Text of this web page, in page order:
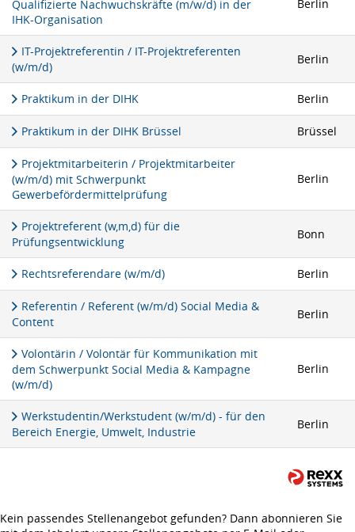
Qualifizierte Nachwuchskräfte (m/w/d) in der
IHK-Organisation
Berlin
IT-Projektreferentin / IT-Projektreferenten
(w/m/d)
Berlin
Praktikum in der DIHK Berlin
Praktikum in der DIHK Brüssel Brüssel
Projektmitarbeiterin / Projektmitarbeiter
(w/m/d) mit Schwerpunkt
Gewerbefördermittelprüfung
Berlin
Projektreferent (w,m,d) für die
Prüfungsentwicklung
Bonn
Rechtsreferendare (w/m/d) Berlin
Referentin / Referent (w/m/d) Social Media &
Content
Berlin
Volontärin / Volontär für Kommunikation mit
dem Schwerpunkt Social Media & Kampagne
(w/m/d)
Berlin
Werkstudentin/Werkstudent (w/m/d) - für den
Bereich Energie, Umwelt, Industrie
Berlin
Kein passendes Stellenangebot gefunden? Dann abonnieren Sie